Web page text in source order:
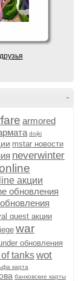
-
armored
dojki
mstar новости
neverwinter
акции
обновления
quest акции
war
обновления
tankswot
карта
банковские карты